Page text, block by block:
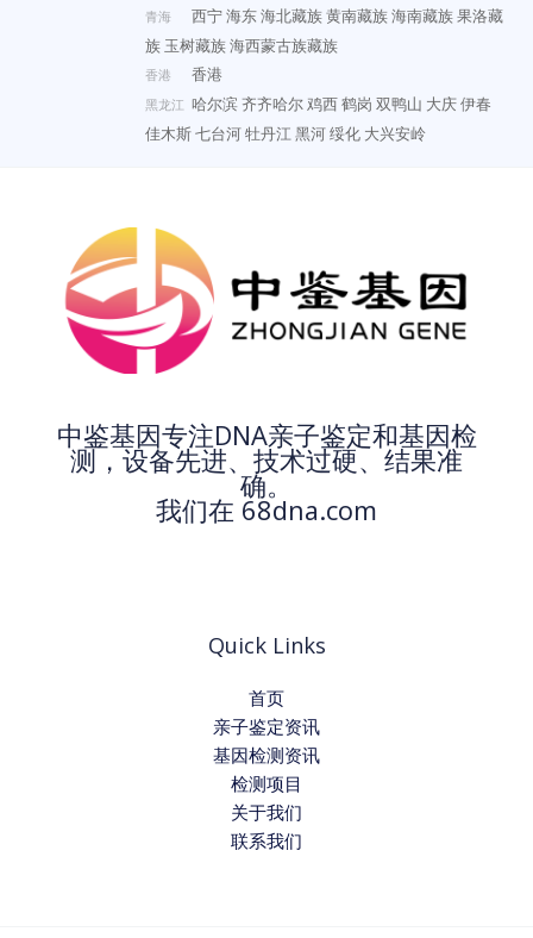
青海 西宁海东海北藏族黄南藏族海南藏族果洛藏
族 玉树藏族海西蒙古族藏族
香港 香港
黑龙江 哈尔滨齐齐哈尔鸡西鹤岗 双鸭山 大庆伊春
佳木斯七台河牡丹江黑河绥化 大兴安岭
中鉴基因专注DNA亲子鉴定和基因检
测，设备先进、技术过硬、结果准
确。
我们在 68dna.com
Quick Links
首页
亲子鉴定资讯
基因检测资讯
检测项目
关于我们
联系我们